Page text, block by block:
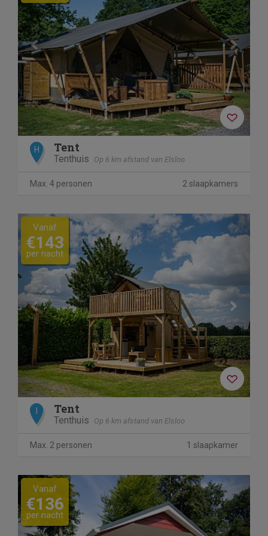
H Tent
Tenthuis Op 6 km afstand van Elsloo
Max. 4 personen 2 slaapkamers
Previous Next
Vanaf
€143
per nacht
Tent
Tenthuis Op 6 km afstand van Elsloo
Max. 2 personen 1 slaapkamer
Previous Next
Vanaf
€136
per nacht